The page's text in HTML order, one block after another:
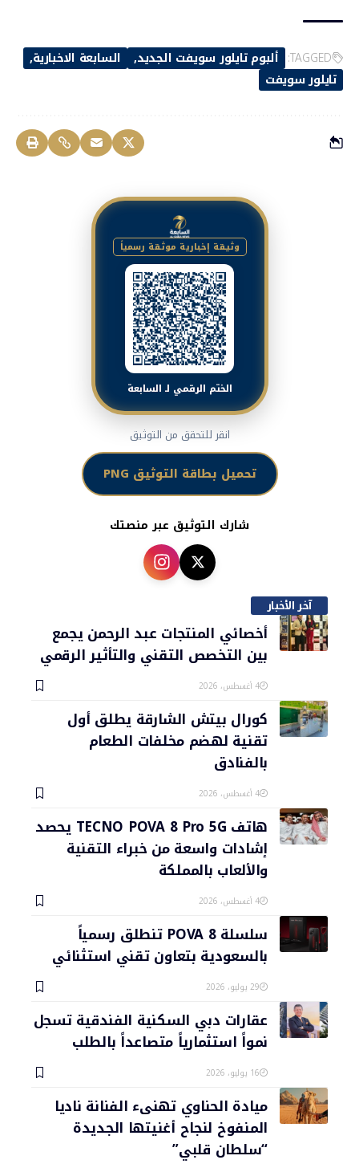
TAGGED: ألبوم تايلور سويفت الجديد
السابعة الاخبارية
تايلور سويفت
وثيقة إخبارية موثقة رسمياً
الختم الرقمي لـ السابعة
انقر للتحقق من التوثيق
تحميل بطاقة التوثيق PNG
شارك التوثيق عبر منصتك
آخر الأخبار
أخصائي المنتجات عبد الرحمن يجمع
بين التخصص التقني والتأثير الرقمي
4 أغسطس، 2026
كورال بيتش الشارقة يطلق أول
تقنية لهضم مخلفات الطعام
بالفنادق
4 أغسطس، 2026
هاتف TECNO POVA 8 Pro 5G يحصد
إشادات واسعة من خبراء التقنية
والألعاب بالمملكة
4 أغسطس، 2026
سلسلة POVA 8 تنطلق رسمياً
بالسعودية بتعاون تقني استثنائي
29 يوليو، 2026
عقارات دبي السكنية الفندقية تسجل
نمواً استثمارياً متصاعداً بالطلب
16 يوليو، 2026
ميادة الحناوي تهنىء الفنانة ناديا
المنفوخ لنجاح أغنيتها الجديدة
“سلطان قلبي”